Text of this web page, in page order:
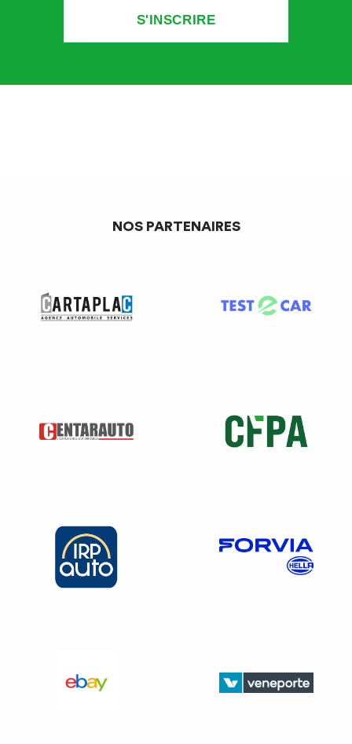
NOS PARTENAIRES